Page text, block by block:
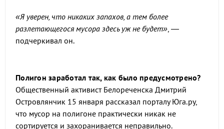
«Я уверен, что никаких запахов, а тем более
разлетающегося мусора здесь уж не будет», —
подчеркивал он.
Полигон заработал так, как было предусмотрено?
Общественный активист Белореченска Дмитрий
Островлянчик 15 января рассказал порталу Юга.ру,
что мусор на полигоне практически никак не
сортируется и захоранивается неправильно.